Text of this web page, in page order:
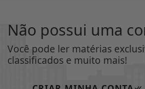
Não possui uma
Você pode ler matérias
classificados e muito mais!